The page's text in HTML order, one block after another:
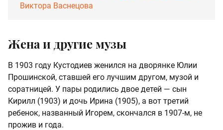
Виктора Васнецова
Жена и другие музы
В 1903 году Кустодиев женился на дворянке Юлии
Прошинской, ставшей его лучшим другом, музой и
соратницей. У пары родились двое детей — сын
Кирилл (1903) и дочь Ирина (1905), а вот третий
ребенок, названный Игорем, скончался в 1907-м, не
прожив и года.